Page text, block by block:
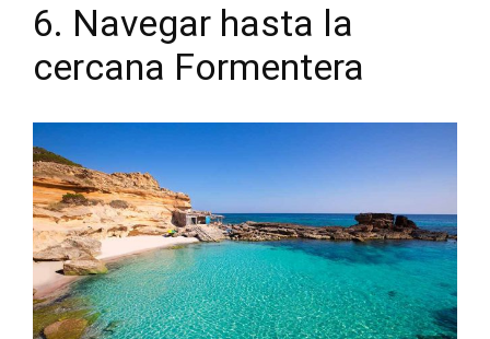
6. Navegar hasta la
cercana Formentera